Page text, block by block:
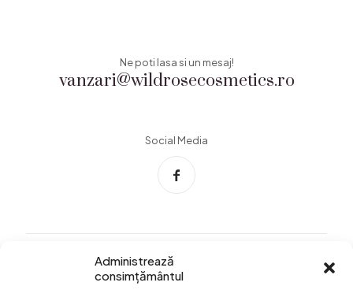
Administrează
consimțământul
vanzari@wildrosecosmetics.ro
Ne poti lasa si un mesaj!
Social Media